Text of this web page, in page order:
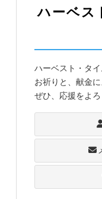
ハーベス
ハーベスト・タ
お祈りと、献金
ぜひ、応援をよろ